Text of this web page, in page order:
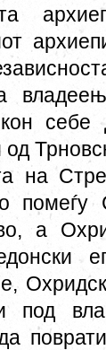
на
помеѓу
а
под